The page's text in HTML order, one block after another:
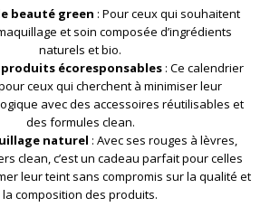
beauté green : Pour ceux qui souhaitent
et soin composée d’ingrédients
naturels et bio.
écoresponsables : Ce calendrier
ceux qui cherchent à minimiser leur
avec des accessoires réutilisables et
des formules clean.
naturel : Avec ses rouges à lèvres,
clean, c’est un cadeau parfait pour celles
leur teint sans compromis sur la qualité et
la composition des produits.